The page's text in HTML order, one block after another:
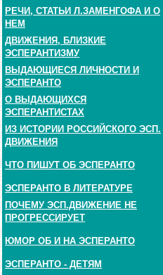
РЕЧИ, СТАТЬИ Л.ЗАМЕНГОФА И О
НЕМ
ДВИЖЕНИЯ, БЛИЗКИЕ
ЭСПЕРАНТИЗМУ
ВЫДАЮЩИЕСЯ ЛИЧНОСТИ И
ЭСПЕРАНТО
О ВЫДАЮЩИХСЯ
ЭСПЕРАНТИСТАХ
ИЗ ИСТОРИИ РОССИЙСКОГО ЭСП.
ДВИЖЕНИЯ
ЧТО ПИШУТ ОБ ЭСПЕРАНТО
ЭСПЕРАНТО В ЛИТЕРАТУРЕ
ПОЧЕМУ ЭСП.ДВИЖЕНИЕ НЕ
ПРОГРЕССИРУЕТ
ЮМОР ОБ И НА ЭСПЕРАНТО
ЭСПЕРАНТО - ДЕТЯМ